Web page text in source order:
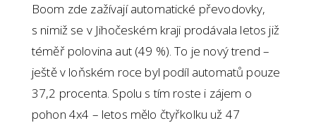
Boom zde zažívají automatické převodovky,
s nimiž se v Jihočeském kraji prodávala letos již
téměř polovina aut (49 %). To je nový trend –
ještě v loňském roce byl podíl automatů pouze
37,2 procenta. Spolu s tím roste i zájem o
pohon 4x4 – letos mělo čtyřkolku už 47